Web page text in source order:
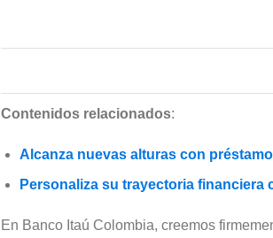
Contenidos relacionados:
Alcanza nuevas alturas con
Personaliza su trayectoria financiera
En Banco Itaú Colombia, creemos